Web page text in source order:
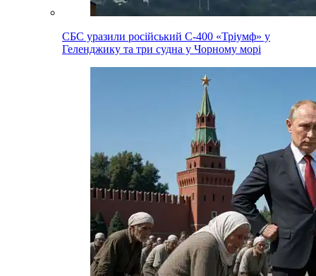
СБС уразили російський С-400 «Тріумф» у
Геленджику та три судна у Чорному морі